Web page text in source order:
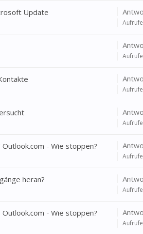
Update
- Wie stoppen?
heran?
- Wie stoppen?